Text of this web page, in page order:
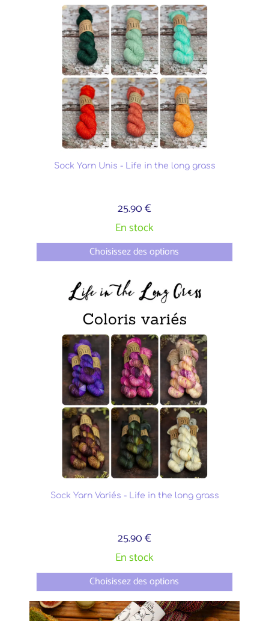
Sock Yarn Unis - Life in the long grass
25.90 €
En stock
Choisissez des options
Sock Yarn Variés - Life in the long grass
25.90 €
En stock
Choisissez des options